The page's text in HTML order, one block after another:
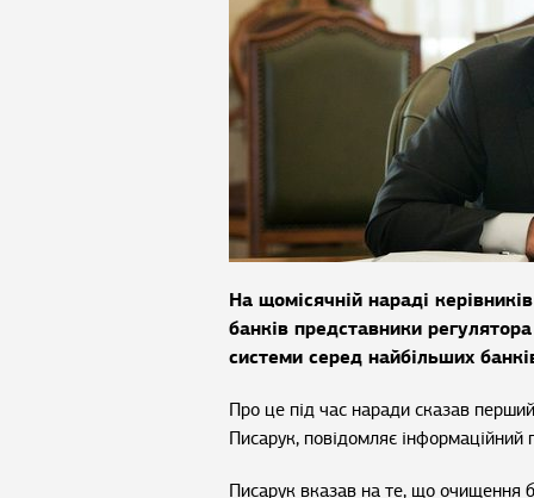
На щомісячній нараді
банків представники
системи серед найбільших
Про це під час наради сказав
Писарук, повідомляє інформаційний
Писарук вказав на те, що очищення